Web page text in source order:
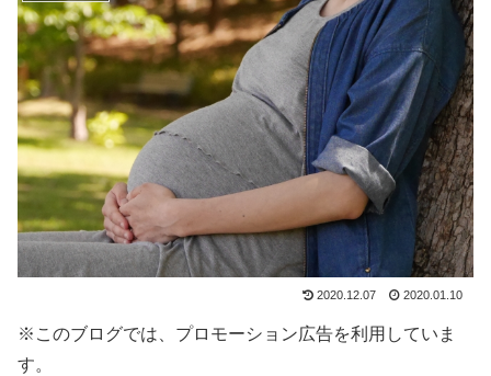
2020.12.07 2020.01.10
※このブログでは、プロモーション広告を利用していま
す。